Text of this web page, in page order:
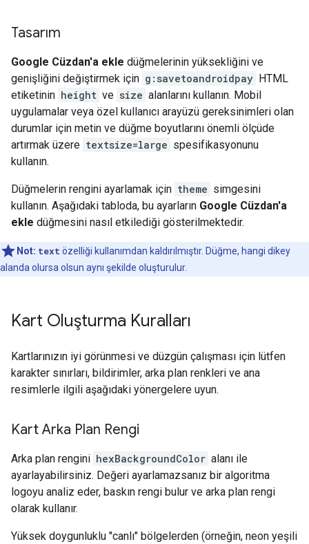
Tasarım
Google Cüzdan'a ekle düğmelerinin yüksekliğini ve
genişliğini değiştirmek için g:savetoandroidpay HTML
etiketinin height ve size alanlarını kullanın. Mobil
uygulamalar veya özel kullanıcı arayüzü gereksinimleri olan
durumlar için metin ve düğme boyutlarını önemli ölçüde
artırmak üzere textsize=large spesifikasyonunu
kullanın.
Düğmelerin rengini ayarlamak için theme simgesini
kullanın. Aşağıdaki tabloda, bu ayarların Google Cüzdan'a
ekle düğmesini nasıl etkilediği gösterilmektedir.
Not: textözelliği kullanımdan kaldırılmıştır. Düğme, hangi dikey
alanda olursa olsun aynı şekilde oluşturulur.
Kart Oluşturma Kuralları
Kartlarınızın iyi görünmesi ve düzgün çalışması için lütfen
karakter sınırları, bildirimler, arka plan renkleri ve ana
resimlerle ilgili aşağıdaki yönergelere uyun.
Kart Arka Plan Rengi
Arka plan rengini hexBackgroundColor alanı ile
ayarlayabilirsiniz. Değeri ayarlamazsanız bir algoritma
logoyu analiz eder, baskın rengi bulur ve arka plan rengi
olarak kullanır.
Yüksek doygunluklu "canlı" bölgelerden (örneğin, neon yeşili